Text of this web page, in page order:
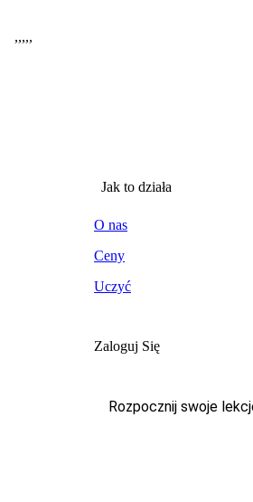
,,,,,
Jak to działa
O nas
Ceny
Uczyć
Zaloguj Się
Rozpocznij swoje